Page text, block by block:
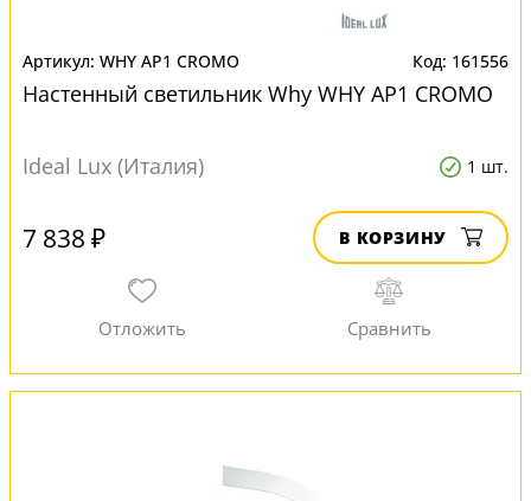
WHY AP1 CROMO 161556
Настенный светильник Why WHY AP1 CROMO
Ideal Lux (Италия) 1 шт.
7 838 ₽ В КОРЗИНУ